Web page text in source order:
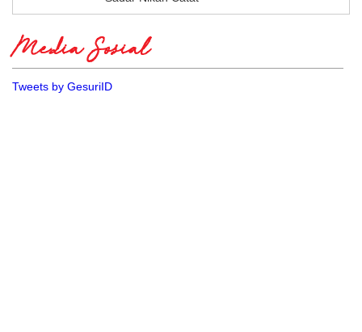
Media Sosial
Tweets by GesuriID